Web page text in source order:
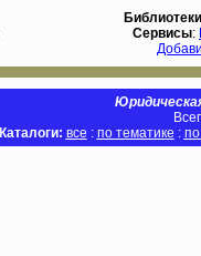
Библиотеки
Сервисы:
Каталоги: все : по тематике :